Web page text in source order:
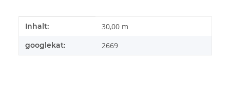
Produkteigenschaft
Wert
Inhalt: 30,00 m
googlekat: 2669